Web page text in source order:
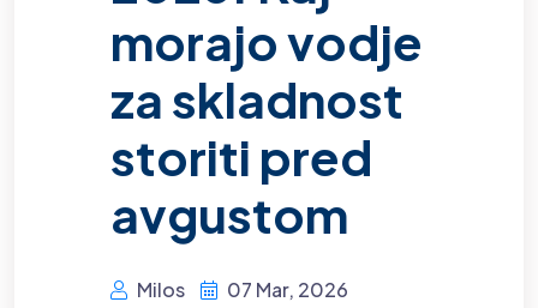
morajo vodje
za skladnost
storiti pred
avgustom
Milos
07 Mar, 2026